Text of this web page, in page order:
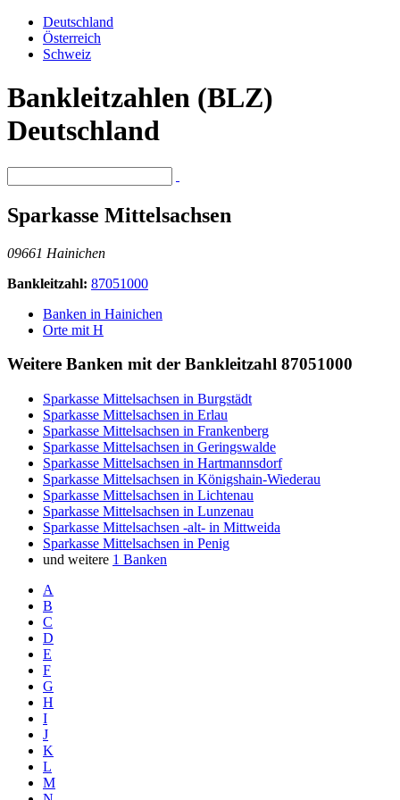
Deutschland
Österreich
Schweiz
Bankleitzahlen (BLZ)
Deutschland
Sparkasse Mittelsachsen
09661 Hainichen
Bankleitzahl: 87051000
Banken in Hainichen
Orte mit H
Weitere Banken mit der Bankleitzahl 87051000
Sparkasse Mittelsachsen in Burgstädt
Sparkasse Mittelsachsen in Erlau
Sparkasse Mittelsachsen in Frankenberg
Sparkasse Mittelsachsen in Geringswalde
Sparkasse Mittelsachsen in Hartmannsdorf
Sparkasse Mittelsachsen in Königshain-Wiederau
Sparkasse Mittelsachsen in Lichtenau
Sparkasse Mittelsachsen in Lunzenau
Sparkasse Mittelsachsen -alt- in Mittweida
Sparkasse Mittelsachsen in Penig
und weitere 1 Banken
A
B
C
D
E
F
G
H
I
J
K
L
M